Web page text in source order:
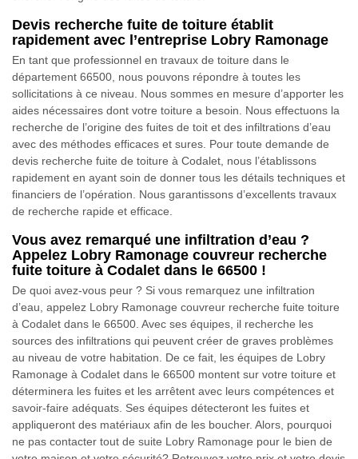
Devis recherche fuite de toiture établit
rapidement avec l’entreprise Lobry Ramonage
En tant que professionnel en travaux de toiture dans le
département 66500, nous pouvons répondre à toutes les
sollicitations à ce niveau. Nous sommes en mesure d’apporter les
aides nécessaires dont votre toiture a besoin. Nous effectuons la
recherche de l’origine des fuites de toit et des infiltrations d’eau
avec des méthodes efficaces et sures. Pour toute demande de
devis recherche fuite de toiture à Codalet, nous l’établissons
rapidement en ayant soin de donner tous les détails techniques et
financiers de l’opération. Nous garantissons d’excellents travaux
de recherche rapide et efficace.
Vous avez remarqué une infiltration d’eau ?
Appelez Lobry Ramonage couvreur recherche
fuite toiture à Codalet dans le 66500 !
De quoi avez-vous peur ? Si vous remarquez une infiltration
d’eau, appelez Lobry Ramonage couvreur recherche fuite toiture
à Codalet dans le 66500. Avec ses équipes, il recherche les
sources des infiltrations qui peuvent créer de graves problèmes
au niveau de votre habitation. De ce fait, les équipes de Lobry
Ramonage à Codalet dans le 66500 montent sur votre toiture et
déterminera les fuites et les arrêtent avec leurs compétences et
savoir-faire adéquats. Ses équipes détecteront les fuites et
appliqueront des matériaux afin de les boucher. Alors, pourquoi
ne pas contacter tout de suite Lobry Ramonage pour le bien de